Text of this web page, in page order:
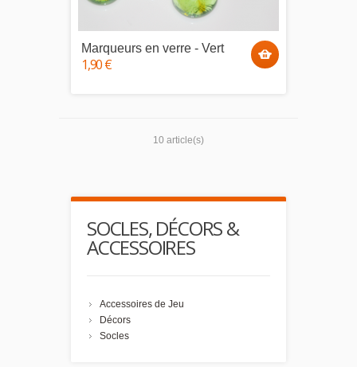
Marqueurs en verre - Vert
1,90 €
10 article(s)
SOCLES, DÉCORS &
ACCESSOIRES
Accessoires de Jeu
Décors
Socles